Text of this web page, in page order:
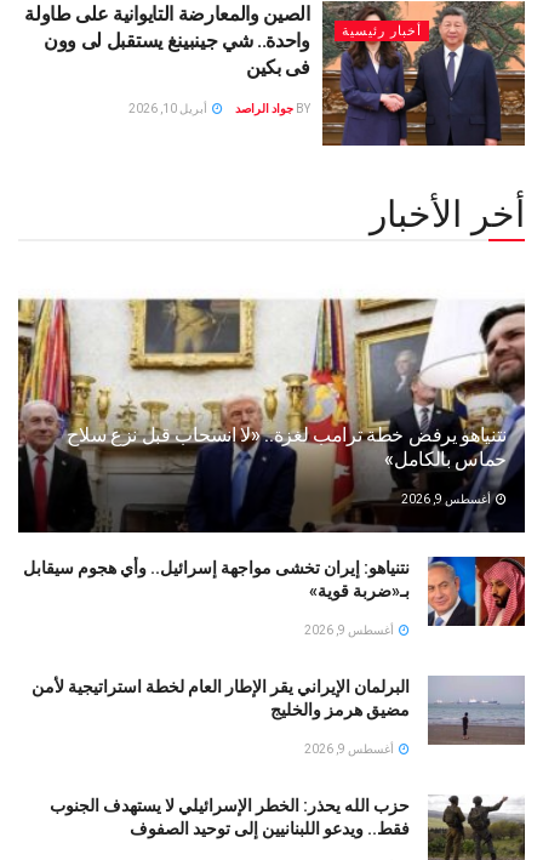
أخبار رئيسية
الصين والمعارضة التايوانية على طاولة
واحدة.. شي جينبينغ يستقبل لى وون
فى بكين
BY جواد الراصد أبريل 10, 2026
أخر الأخبار
نتنياهو يرفض خطة ترامب لغزة.. «لا انسحاب قبل نزع سلاح
حماس بالكامل»
أغسطس 9, 2026
نتنياهو: إيران تخشى مواجهة إسرائيل.. وأي هجوم سيقابل
بـ«ضربة قوية»
أغسطس 9, 2026
البرلمان الإيراني يقر الإطار العام لخطة استراتيجية لأمن
مضيق هرمز والخليج
أغسطس 9, 2026
حزب الله يحذر: الخطر الإسرائيلي لا يستهدف الجنوب
فقط.. ويدعو اللبنانيين إلى توحيد الصفوف